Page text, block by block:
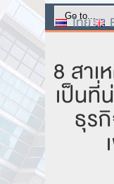
ไทย
8 สาเ
เป็นที่
ธุร